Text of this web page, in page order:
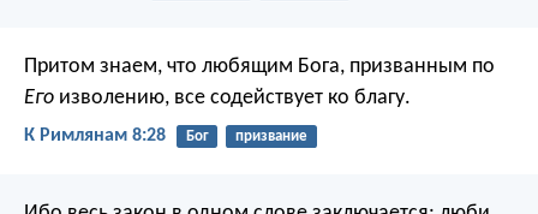
Притом знаем, что любящим Бога, призванным по
Его изволению, все содействует ко благу.
К Римлянам 8:28 Бог призвание